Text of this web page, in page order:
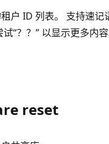
户 ID 列表。 支持速
“？？” 以显示更多内容
reset